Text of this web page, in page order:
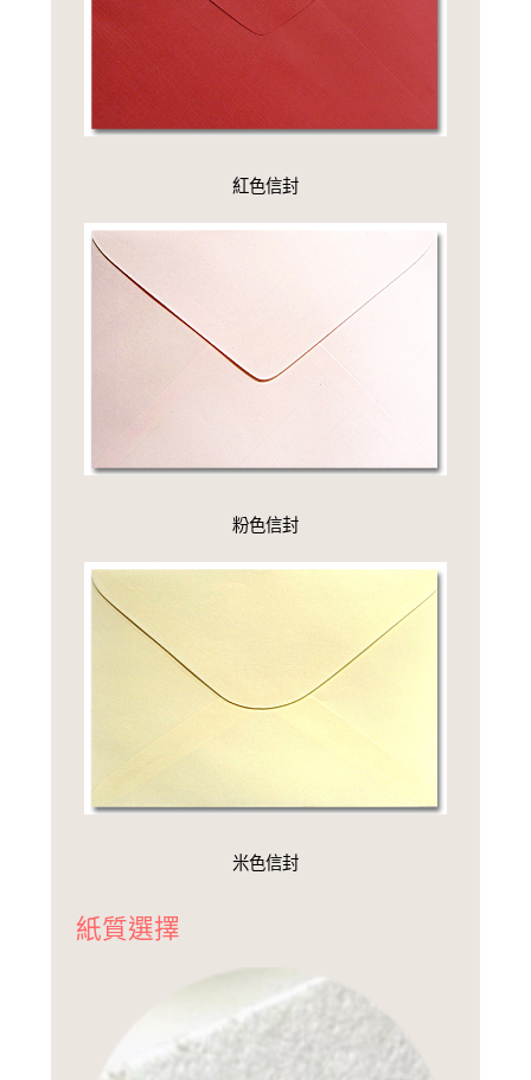
紅色信封
粉色信封
米色信封
紙質選擇